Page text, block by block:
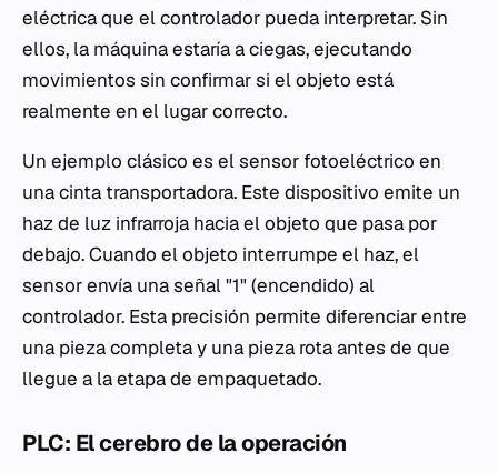
eléctrica que el controlador pueda interpretar. Sin
ellos, la máquina estaría a ciegas, ejecutando
movimientos sin confirmar si el objeto está
realmente en el lugar correcto.
Un ejemplo clásico es el sensor fotoeléctrico en
una cinta transportadora. Este dispositivo emite un
haz de luz infrarroja hacia el objeto que pasa por
debajo. Cuando el objeto interrumpe el haz, el
sensor envía una señal "1" (encendido) al
controlador. Esta precisión permite diferenciar entre
una pieza completa y una pieza rota antes de que
llegue a la etapa de empaquetado.
PLC: El cerebro de la operación